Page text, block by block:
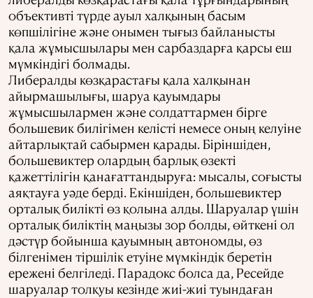
объективті түрде ауыл халқының басым
көпшілігіне және онымен тығыз байланысты
қала жұмысшылары мен сарбаздарға қарсы еш
мүмкіндігі болмады.
Либералды көзқарастағы қала халқынан
айырмашылығы, шаруа қауымдары
жұмысшылармен және солдаттармен бірге
большевик билігімен келісті немесе оның келуіне
айтарлықтай сабырмен қарады. Біріншіден,
большевиктер олардың барлық өзекті
қажеттілігін қанағаттандыруға: мысалы, соғысты
аяқтауға уәде берді. Екіншіден, большевиктер
орталық билікті өз қолына алды. Шаруалар үшін
орталық биліктің маңызы зор болды, өйткені ол
дәстүр бойынша қауымның автономды, өз
білгенімен тіршілік етуіне мүмкіндік беретін
ережені белгіледі. Парадокс болса да, Ресейде
шаруалар толқуы кезінде жиі-жиі туындаған